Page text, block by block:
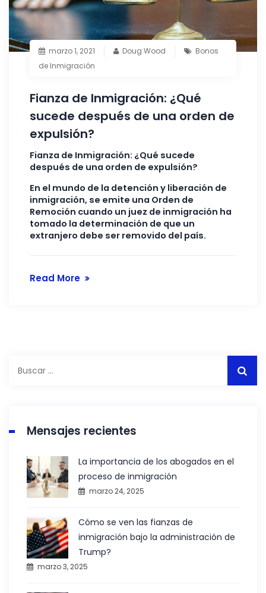
marzo 1, 2021 Doug Wood
Bonos
de Inmigración
Fianza de Inmigración: ¿Qué
sucede después de una orden de
expulsión?
Fianza de Inmigración: ¿Qué sucede
después de una orden de expulsión?
En el mundo de la detención y liberación de
inmigración, se emite una Orden de
Remoción cuando un juez de inmigración ha
tomado la determinación de que un
extranjero debe ser removido del país.
Read More
Mensajes recientes
La importancia de los abogados en el
proceso de inmigración
marzo 24, 2025
Cómo se ven las fianzas de
inmigración bajo la administración de
Trump?
marzo 3, 2025